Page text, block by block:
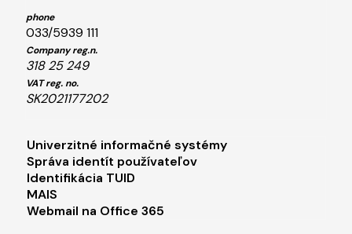
phone
033/5939 111
Company reg.n.
318 25 249
VAT reg. no.
SK2021177202
Footer menu 1
Univerzitné informačné systémy
Správa identít používateľov
Identifikácia TUID
MAIS
Webmail na Office 365